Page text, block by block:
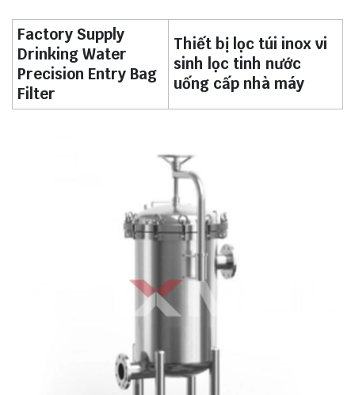
Factory Supply
Drinking Water
Precision Entry Bag
Filter
Thiết bị lọc túi inox vi
sinh lọc tinh nước
uống cấp nhà máy